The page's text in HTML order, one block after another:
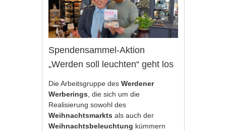
Spendensammel-Aktion
„Werden soll leuchten“ geht los
Die Arbeitsgruppe desWerdener
Werberings, die sich um die
Realisierung sowohl des
Weihnachtsmarktsals auch der
Weihnachtsbeleuchtung kümmern